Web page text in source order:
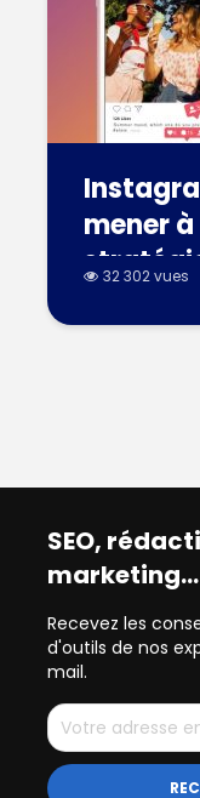
mener
32 302 vues
SEO,
marketing…
Recevez les
d'outils de nos
mail.